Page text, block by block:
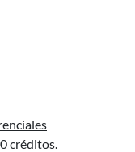
créditos.